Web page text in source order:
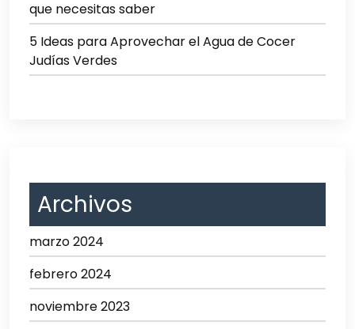
que necesitas saber
5 Ideas para Aprovechar el Agua de Cocer
Judías Verdes
Archivos
marzo 2024
febrero 2024
noviembre 2023